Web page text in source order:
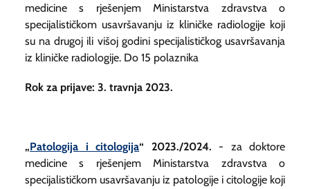
medicine s rješenjem Ministarstva zdravstva o
specijalističkom usavršavanju iz kliničke radiologije koji
su na drugoj ili višoj godini specijalističkog usavršavanja
iz kliničke radiologije. Do 15 polaznika
Rok za prijave: 3. travnja 2023.
„Patologija i citologija“ 2023./2024. - za doktore
medicine s rješenjem Ministarstva zdravstva o
specijalističkom usavršavanju iz patologije i citologije koji